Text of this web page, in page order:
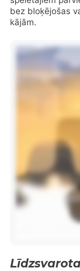
bez bloķējošas
kājām.